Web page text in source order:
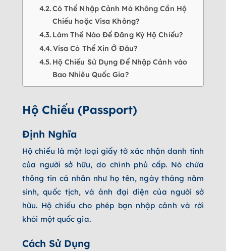
Có Thể Nhập Cảnh Mà Không Cần Hộ
Chiếu hoặc Visa Không?
Làm Thế Nào Để Đăng Ký Hộ Chiếu?
Visa Có Thể Xin Ở Đâu?
Hộ Chiếu Sử Dụng Để Nhập Cảnh vào
Bao Nhiêu Quốc Gia?
Hộ Chiếu (Passport)
Định Nghĩa
Hộ chiếu là một loại giấy tờ xác nhận danh tính
của người sở hữu, do chính phủ cấp. Nó chứa
thông tin cá nhân như họ tên, ngày tháng năm
sinh, quốc tịch, và ảnh đại diện của người sở
hữu. Hộ chiếu cho phép bạn nhập cảnh và rời
khỏi một quốc gia.
Cách Sử Dụng